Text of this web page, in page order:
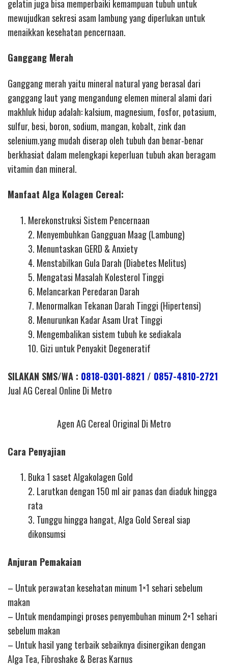
gelatin juga bisa memperbaiki kemampuan tubuh untuk
mewujudkan sekresi asam lambung yang diperlukan untuk
menaikkan kesehatan pencernaan.
Ganggang Merah
Ganggang merah yaitu mineral natural yang berasal dari
ganggang laut yang mengandung elemen mineral alami dari
makhluk hidup adalah: kalsium, magnesium, fosfor, potasium,
sulfur, besi, boron, sodium, mangan, kobalt, zink dan
selenium.yang mudah diserap oleh tubuh dan benar-benar
berkhasiat dalam melengkapi keperluan tubuh akan beragam
vitamin dan mineral.
Manfaat Alga Kolagen Cereal:
Merekonstruksi Sistem Pencernaan
2. Menyembuhkan Gangguan Maag (Lambung)
3. Menuntaskan GERD & Anxiety
4. Menstabilkan Gula Darah (Diabetes Melitus)
5. Mengatasi Masalah Kolesterol Tinggi
6. Melancarkan Peredaran Darah
7. Menormalkan Tekanan Darah Tinggi (Hipertensi)
8. Menurunkan Kadar Asam Urat Tinggi
9. Mengembalikan sistem tubuh ke sediakala
10. Gizi untuk Penyakit Degeneratif
SILAKAN SMS/WA : 0818-0301-8821 / 0857-4810-2721
Jual AG Cereal Online Di Metro
Agen AG Cereal Original Di Metro
Cara Penyajian
Buka 1 saset Algakolagen Gold
2. Larutkan dengan 150 ml air panas dan diaduk hingga
rata
3. Tunggu hingga hangat, Alga Gold Sereal siap
dikonsumsi
Anjuran Pemakaian
– Untuk perawatan kesehatan minum 1×1 sehari sebelum
makan
– Untuk mendampingi proses penyembuhan minum 2×1 sehari
sebelum makan
– Untuk hasil yang terbaik sebaiknya disinergikan dengan
Alga Tea, Fibroshake & Beras Karnus